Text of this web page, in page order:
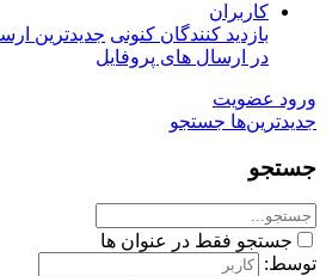
کاربران
بازدید کنندگان کنونی جدیدترین
در ارسال های پروفایل
ورود عضویت
جدیدترین‌ها جستجو
جستجو
جستجو فقط در عنوان ها
توسط: